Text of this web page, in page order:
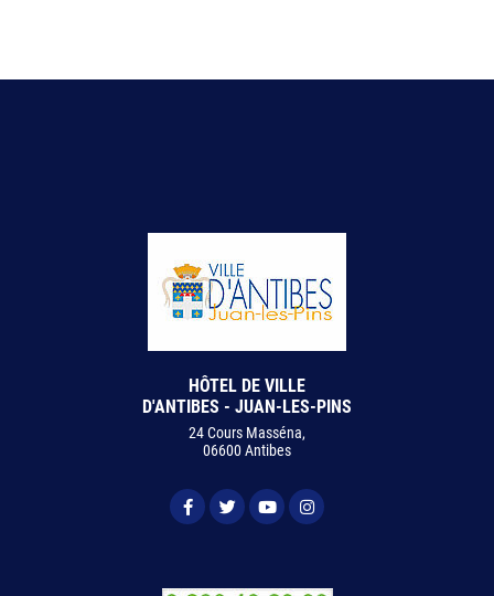
HÔTEL DE VILLE
D'ANTIBES - JUAN-LES-PINS
24 Cours Masséna,
06600 Antibes